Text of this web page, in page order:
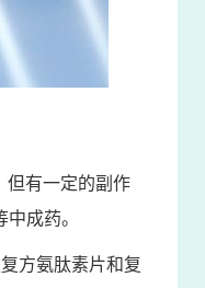
但有一定的副作
成药。
方氨肽素片和复